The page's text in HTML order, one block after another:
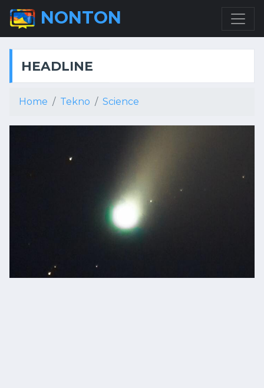
NONTON
HEADLINE
Home Tekno Science